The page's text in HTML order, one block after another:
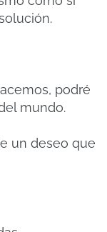
podré
mundo.
un deseo que